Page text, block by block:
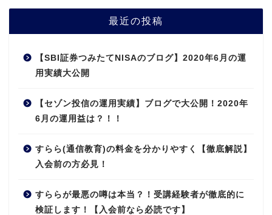
最近の投稿
【SBI証券つみたてNISAのブログ】2020年6月の運
用実績大公開
【セゾン投信の運用実績】ブログで大公開！2020年
6月の運用益は？！！
すらら(通信教育)の料金を分かりやすく【徹底解説】
入会前の方必見！
すららが最悪の噂は本当？！受講経験者が徹底的に
検証します！【入会前なら必読です】